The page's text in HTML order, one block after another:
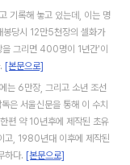
기록해 놓고 있는데, 이는 명
봉당시 12만5천장의 셀화가
을 그리면 400명이 1년간'이
[본문으로]
는 6만장, 그리고 소년 조선
은 서울신문을 통해 이 수치
편 약 10년후에 제작된 초유
고, 1980년대 이후에 제작된
하다. [본문으로]